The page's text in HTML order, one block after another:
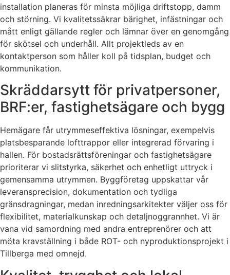
installation planeras för minsta möjliga driftstopp, damm
och störning. Vi kvalitetssäkrar bärighet, infästningar och
mått enligt gällande regler och lämnar över en genomgång
för skötsel och underhåll. Allt projektleds av en
kontaktperson som håller koll på tidsplan, budget och
kommunikation.
Skräddarsytt för privatpersoner,
BRF:er, fastighetsägare och bygg
Hemägare får utrymmeseffektiva lösningar, exempelvis
platsbesparande lofttrappor eller integrerad förvaring i
hallen. För bostadsrättsföreningar och fastighetsägare
prioriterar vi slitstyrka, säkerhet och enhetligt uttryck i
gemensamma utrymmen. Byggföretag uppskattar vår
leveransprecision, dokumentation och tydliga
gränsdragningar, medan inredningsarkitekter väljer oss för
flexibilitet, materialkunskap och detaljnoggrannhet. Vi är
vana vid samordning med andra entreprenörer och att
möta kravställning i både ROT- och nyproduktionsprojekt i
Tillberga med omnejd.